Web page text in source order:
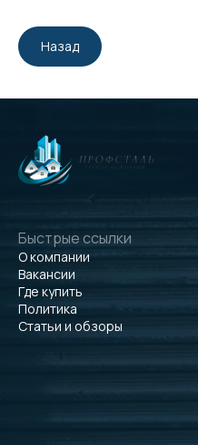
Назад
Быстрые ссылки
О компании
Вакансии
Где купить
Политика
Статьи и обзоры